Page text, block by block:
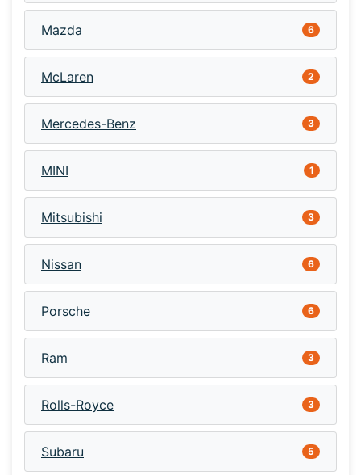
Mazda 6
McLaren 2
Mercedes-Benz 3
MINI 1
Mitsubishi 3
Nissan 6
Porsche 6
Ram 3
Rolls-Royce 3
Subaru 5